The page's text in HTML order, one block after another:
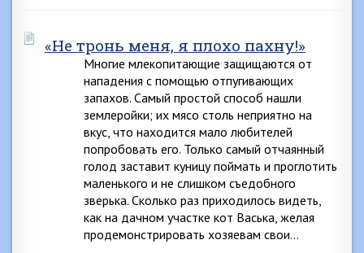
«Не тронь меня, я плохо пахну!»
Многие млекопитающие защищаются от
нападения с помощью отпугивающих
запахов. Самый простой способ нашли
землеройки; их мясо столь неприятно на
вкус, что находится мало любителей
попробовать его. Только самый отчаянный
голод заставит куницу поймать и проглотить
маленького и не слишком съедобного
зверька. Сколько раз приходилось видеть,
как на дачном участке кот Васька, желая
продемонстрировать хозяевам свои…